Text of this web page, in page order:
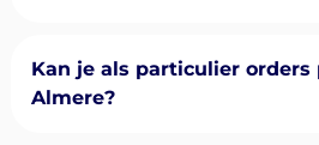
Kan je als particulier orders
Almere?